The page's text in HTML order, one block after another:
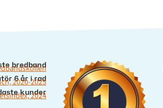
bredband
6 år i rad
2020-2025
kunder
2024